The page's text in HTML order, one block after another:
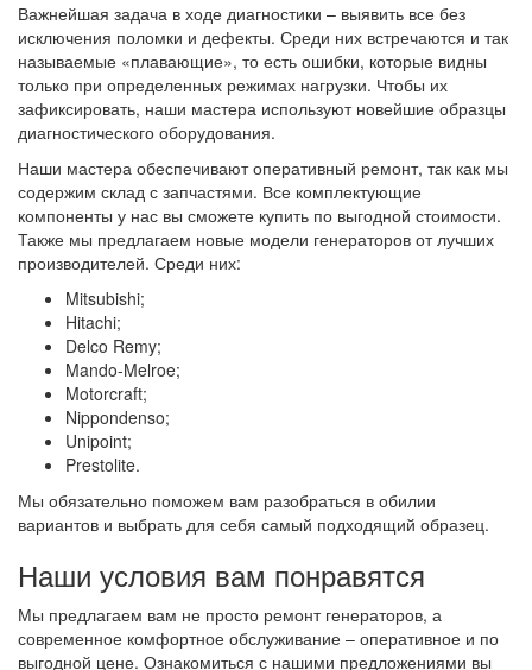
Важнейшая задача в ходе диагностики – выявить все без
исключения поломки и дефекты. Среди них встречаются и так
называемые «плавающие», то есть ошибки, которые видны
только при определенных режимах нагрузки. Чтобы их
зафиксировать, наши мастера используют новейшие образцы
диагностического оборудования.
Наши мастера обеспечивают оперативный ремонт, так как мы
содержим склад с запчастями. Все комплектующие
компоненты у нас вы сможете купить по выгодной стоимости.
Также мы предлагаем новые модели генераторов от лучших
производителей. Среди них:
Mitsubishi;
Hitachi;
Delco Remy;
Mando-Melroe;
Motorcraft;
Nippondenso;
Unipoint;
Prestolite.
Мы обязательно поможем вам разобраться в обилии
вариантов и выбрать для себя самый подходящий образец.
Наши условия вам понравятся
Мы предлагаем вам не просто ремонт генераторов, а
современное комфортное обслуживание – оперативное и по
выгодной цене. Ознакомиться с нашими предложениями вы